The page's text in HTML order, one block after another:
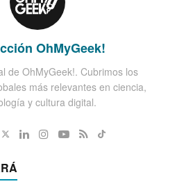
OhMyGeek!
de OhMyGeek!. Cubrimos los
más relevantes en ciencia,
y cultura digital.